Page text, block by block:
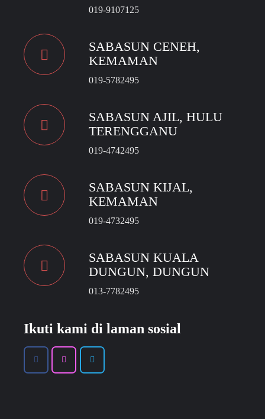
019-9107125
SABASUN CENEH,
KEMAMAN
019-5782495
SABASUN AJIL, HULU
TERENGGANU
019-4742495
SABASUN KIJAL,
KEMAMAN
019-4732495
SABASUN KUALA
DUNGUN, DUNGUN
013-7782495
Ikuti kami di laman sosial